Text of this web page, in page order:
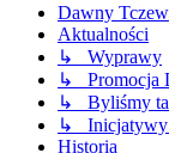
Dawny Tczew
Aktualności
↳ Wyprawy
↳ Promocja
↳ Byliśmy
↳ Inicjatywy
Historia